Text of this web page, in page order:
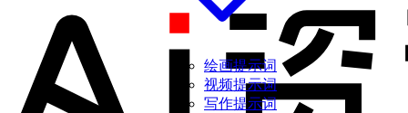
绘画提示词
视频提示词
写作提示词